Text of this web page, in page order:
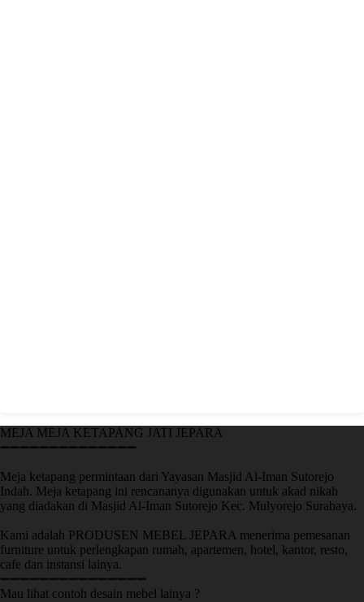
MEJA MEJA KETAPANG JATI JEPARA
➖➖➖➖➖➖➖➖➖➖➖➖➖➖
Meja ketapang permintaan dari Yayasan Masjid Al-Iman Sutorejo
Indah. Meja ketapang ini rencananya digunakan untuk akad nikah
yang diadakan di Masjid Al-Iman Sutorejo Kec. Mulyorejo Surabaya.
Kami adalah PRODUSEN MEBEL JEPARA menerima pemesanan
furniture untuk perlengkapan rumah, apartemen, hotel, kantor, resto,
cafe dan instansi lainya.
➖➖➖➖➖➖➖➖➖➖➖➖➖➖➖
Mau lihat contoh desain mebel lainya ?